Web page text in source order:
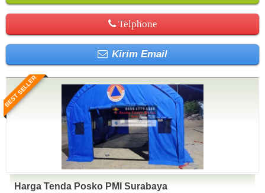
Telphone
Kirim Email
BEST SELLER
Harga Tenda Posko PMI Surabaya